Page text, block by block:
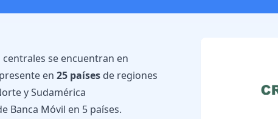
se encuentran en
en 25 paísesde regiones
y Sudamérica
Banca Móvil en 5 países.